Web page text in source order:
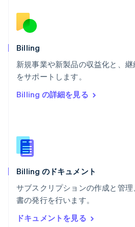
Billing
新規事業や新製品の収益化と、
をサポートします。
Billing の詳細を見る
Billing のドキュメント
サブスクリプションの作成と管
書の発行を行います。
ドキュメントを見る
ベルギー
Nederlands
ポーランド
English
ポルトガル
Português English
English
Español
ラトビア
リトアニア
リヒテンシュタイン
DeutschEnglish
ルーマニア
English